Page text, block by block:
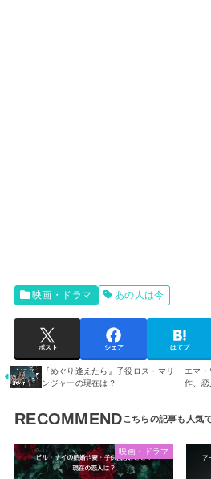
映画・ドラマ あの人は今
ポスト シェア はてブ
『めぐり逢えたら』子役ロス・マリ
ンジャーの現在は？
エマ・
作、恋
RECOMMEND
映画・ドラマ